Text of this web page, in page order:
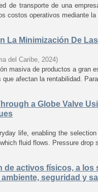
de transporte de una
costos operativos mediante
La Minimización De
del Caribe, 2024)
masiva de productos a gran
afectan la rentabilidad.
a Globe Valve
life, enabling the
fluid flows. Pressure drop
de activos físicos, a
seguridad y